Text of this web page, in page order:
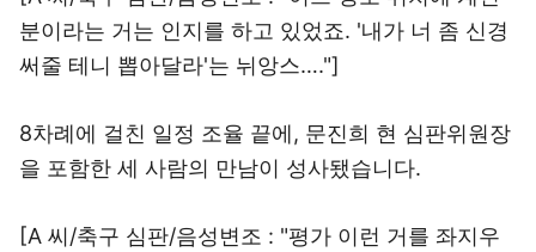
분이라는 거는 인지를 하고 있었죠. '내가 너 좀 신경
써줄 테니 뽑아달라'는 뉘앙스…."]
8차례에 걸친 일정 조율 끝에, 문진희 현 심판위원장
을 포함한 세 사람의 만남이 성사됐습니다.
[A 씨/축구 심판/음성변조 : "평가 이런 거를 좌지우